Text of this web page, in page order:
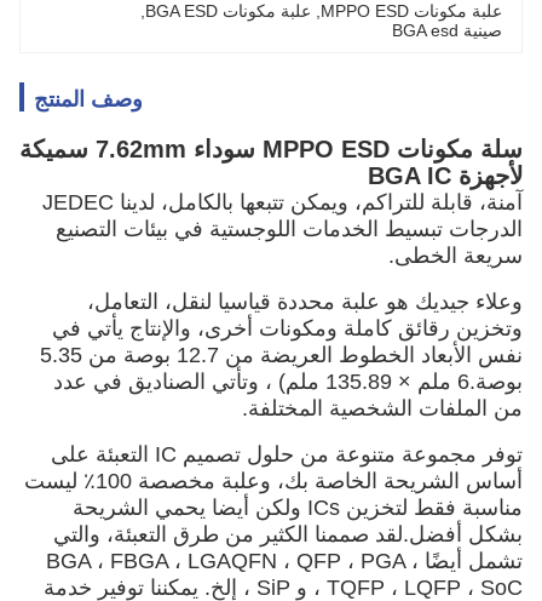
علبة مكونات MPPO ESD , علبة مكونات BGA ESD
,
صينية BGA esd
وصف المنتج
سلة مكونات MPPO ESD سوداء 7.62mm سميكة
لأجهزة BGA IC
آمنة، قابلة للتراكم، ويمكن تتبعها بالكامل، لدينا JEDEC
الدرجات تبسيط الخدمات اللوجستية في بيئات التصنيع
سريعة الخطى.
وعلاء جيديك هو علبة محددة قياسيا لنقل، التعامل،
وتخزين رقائق كاملة ومكونات أخرى، والإنتاج يأتي في
نفس الأبعاد الخطوط العريضة من 12.7 بوصة من 5.35
بوصة.6 ملم × 135.89 ملم) ، وتأتي الصناديق في عدد
من الملفات الشخصية المختلفة.
توفر مجموعة متنوعة من حلول تصميم IC التعبئة على
أساس الشريحة الخاصة بك، وعلبة مخصصة 100٪ ليست
مناسبة فقط لتخزين ICs ولكن أيضا يحمي الشريحة
بشكل أفضل.لقد صممنا الكثير من طرق التعبئة، والتي
تشمل أيضًا BGA ، FBGA ، LGAQFN ، QFP ، PGA ،
TQFP ، LQFP ، SoC ، و SiP ، إلخ. يمكننا توفير خدمة